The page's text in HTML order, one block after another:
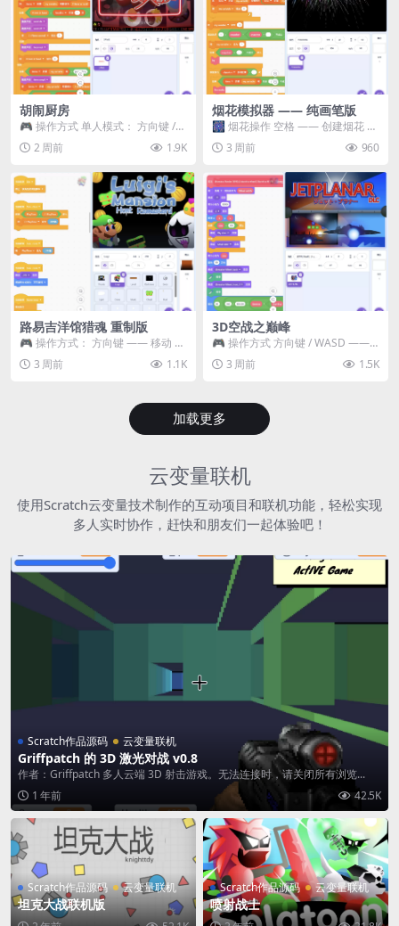
胡闹厨房
🎮 操作方式 单人模式： 方向键 /
WASD —— 移动 Z / K —— 抓...
2 周前 1.9K
烟花模拟器 —— 纯画笔版
🎆 烟花操作 空格 —— 创建烟花 1
~ 3 —— 切换烟花类型 普通烟花
嘶...3 周前 960
路易吉洋馆猎魂 重制版
🎮 操作方式： 方向键 —— 移动 &
跳跃 空格 —— 打开宝箱 将你...
3 周前 1.1K
3D空战之巅峰
🎮 操作方式 方向键 / WASD ——
移动 Z / K —— 射击 / 攻击...
3 周前 1.5K
加载更多
云变量联机
使用Scratch云变量技术制作的互动项目和联机功能，轻松实现
多人实时协作，赶快和朋友们一起体验吧！
Scratch作品源码 云变量联机
Griffpatch 的 3D 激光对战 v0.8
作者：Griffpatch 多人云端 3D 射击游戏。无法连接时，请关闭所有浏览...
1 年前
42.5K
Scratch作品源码 云变量联机
坦克大战联机版
Scratch作品源码 云变量联机
喷射战士